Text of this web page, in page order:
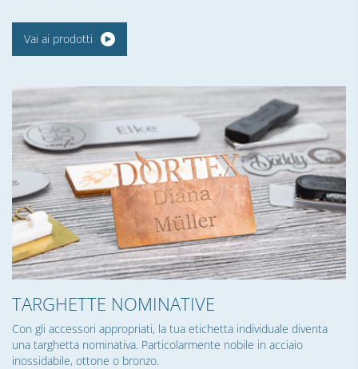
Vai ai prodotti
TARGHETTE NOMINATIVE
Con gli accessori appropriati, la tua etichetta individuale diventa
una targhetta nominativa. Particolarmente nobile in acciaio
inossidabile, ottone o bronzo.